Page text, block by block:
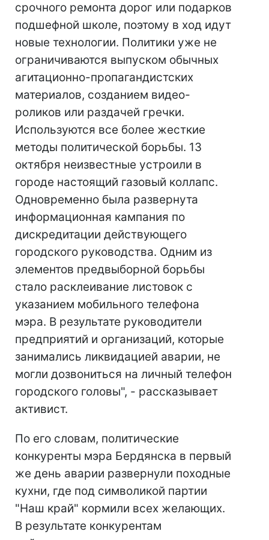
срочного ремонта дорог или подарков
подшефной школе, поэтому в ход идут
новые технологии. Политики уже не
ограничиваются выпуском обычных
агитационно-пропагандистских
материалов, созданием видео-
роликов или раздачей гречки.
Используются все более жесткие
методы политической борьбы. 13
октября неизвестные устроили в
городе настоящий газовый коллапс.
Одновременно была развернута
информационная кампания по
дискредитации действующего
городского руководства. Одним из
элементов предвыборной борьбы
стало расклеивание листовок с
указанием мобильного телефона
мэра. В результате руководители
предприятий и организаций, которые
занимались ликвидацией аварии, не
могли дозвониться на личный телефон
городского головы", - рассказывает
активист.
По его словам, политические
конкуренты мэра Бердянска в первый
же день аварии развернули походные
кухни, где под символикой партии
"Наш край" кормили всех желающих.
В результате конкурентам